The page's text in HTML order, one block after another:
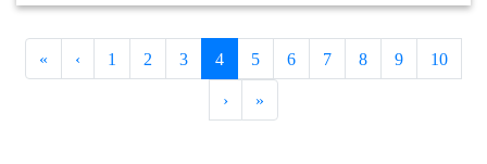
« ‹ 1 2 3 4(current)
5 6 7 8 9 10
› »